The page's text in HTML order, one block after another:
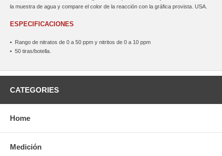
la muestra de agua y compare el color de la reacción con la gráfica provista. USA.
ESPECIFICACIONES
• Rango de nitratos de 0 a 50 ppm y nitritos de 0 a 10 ppm
• 50 tiras/botella.
CATEGORIES
Home
Medición